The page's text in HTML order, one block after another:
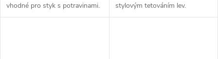
vhodné pro styk s potravinami.
Neostrá čepel pro bezpečné
stylovým tetováním lev.